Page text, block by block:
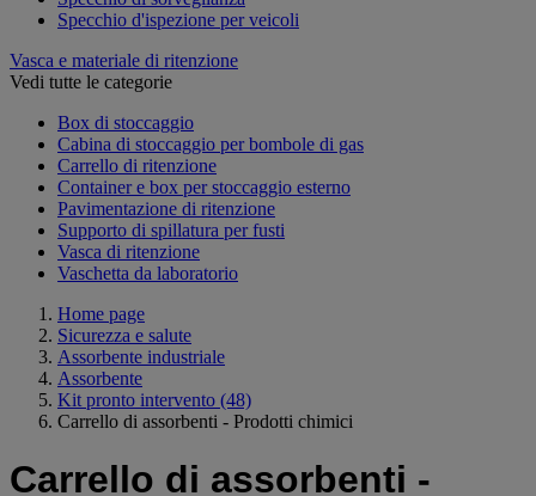
Specchio d'ispezione per veicoli
Vasca e materiale di ritenzione
Vedi tutte le categorie
Box di stoccaggio
Cabina di stoccaggio per bombole di gas
Carrello di ritenzione
Container e box per stoccaggio esterno
Pavimentazione di ritenzione
Supporto di spillatura per fusti
Vasca di ritenzione
Vaschetta da laboratorio
Home page
Sicurezza e salute
Assorbente industriale
Assorbente
Kit pronto intervento (48)
Carrello di assorbenti - Prodotti chimici
Carrello di assorbenti -